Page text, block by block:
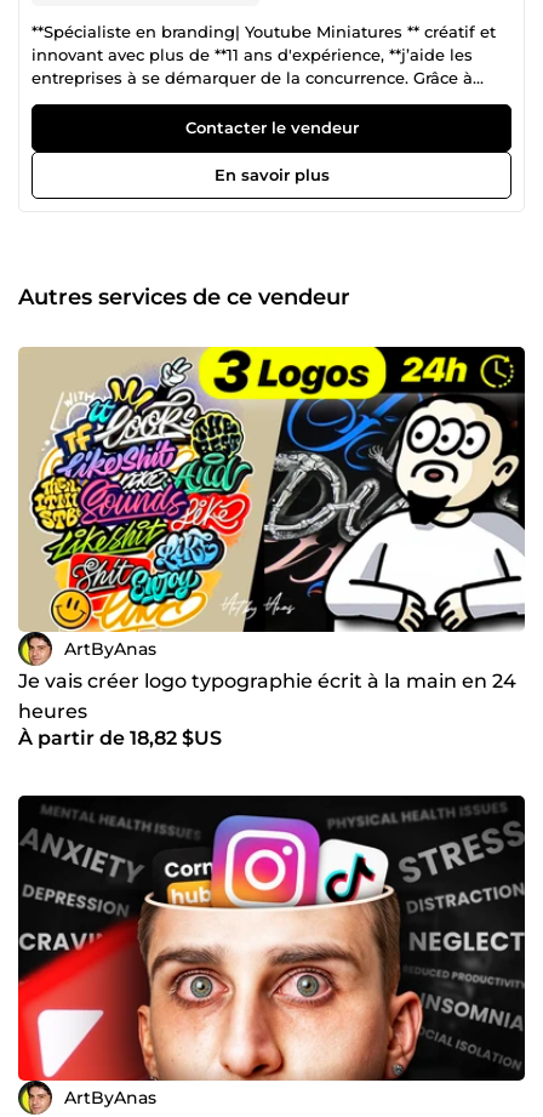
**Spécialiste en branding| Youtube Miniatures ** créatif et
innovant avec plus de **11 ans d'expérience, **j’aide les
entreprises à se démarquer de la concurrence. Grâce à
mes compétences en design graphique et en branding,
j’apporte unicité et distinction à votre marque.
Contacter le vendeur
En savoir plus
Autres services de ce vendeur
ArtByAnas
Je vais créer logo typographie écrit à la main en 24
heures
À partir de 18,82 $US
ArtByAnas